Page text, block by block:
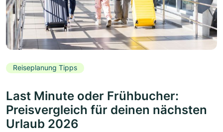
Reiseplanung Tipps
Last Minute oder Frühbucher:
Preisvergleich für deinen nächsten
Urlaub 2026